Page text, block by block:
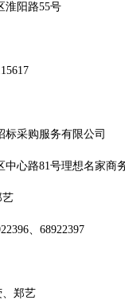
淮阳路55号
标采购服务有限公司
中心路81号理想名家商
艺
、68922397
郑艺